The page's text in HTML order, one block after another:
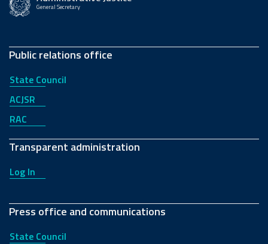
General Secretary
Public relations office
State Council
ACJSR
RAC
Transparent administration
Log In
Press office and communications
State Council